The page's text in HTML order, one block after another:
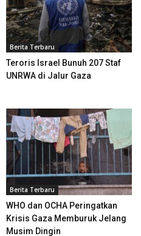
Berita Terbaru
Teroris Israel Bunuh 207 Staf
UNRWA di Jalur Gaza
Berita Terbaru
WHO dan OCHA Peringatkan
Krisis Gaza Memburuk Jelang
Musim Dingin